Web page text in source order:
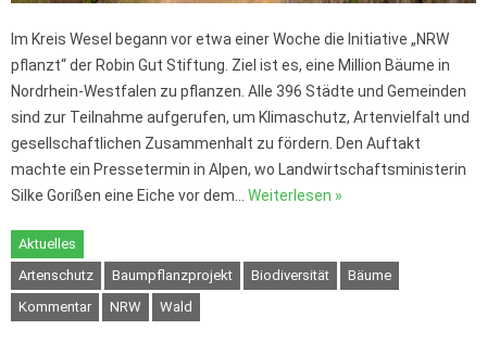
Im Kreis Wesel begann vor etwa einer Woche die Initiative „NRW
pflanzt“ der Robin Gut Stiftung. Ziel ist es, eine Million Bäume in
Nordrhein-Westfalen zu pflanzen. Alle 396 Städte und Gemeinden
sind zur Teilnahme aufgerufen, um Klimaschutz, Artenvielfalt und
gesellschaftlichen Zusammenhalt zu fördern. Den Auftakt
machte ein Pressetermin in Alpen, wo Landwirtschaftsministerin
Silke Gorißen eine Eiche vor dem… Weiterlesen »
Aktuelles
Artenschutz
Baumpflanzprojekt Biodiversität
Bäume
Kommentar
NRW Wald